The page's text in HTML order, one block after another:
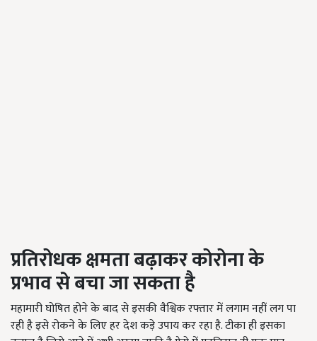
प्रतिरोधक क्षमता बढ़ाकर कोरोना के
प्रभाव से बचा जा सकता है
महामारी घोषित होने के बाद से इसकी वैश्विक रफ्तार में लगाम नहीं लग पा
रही है इसे रोकने के लिए हर देश कड़े उपाय कर रहा है. टीका ही इसका